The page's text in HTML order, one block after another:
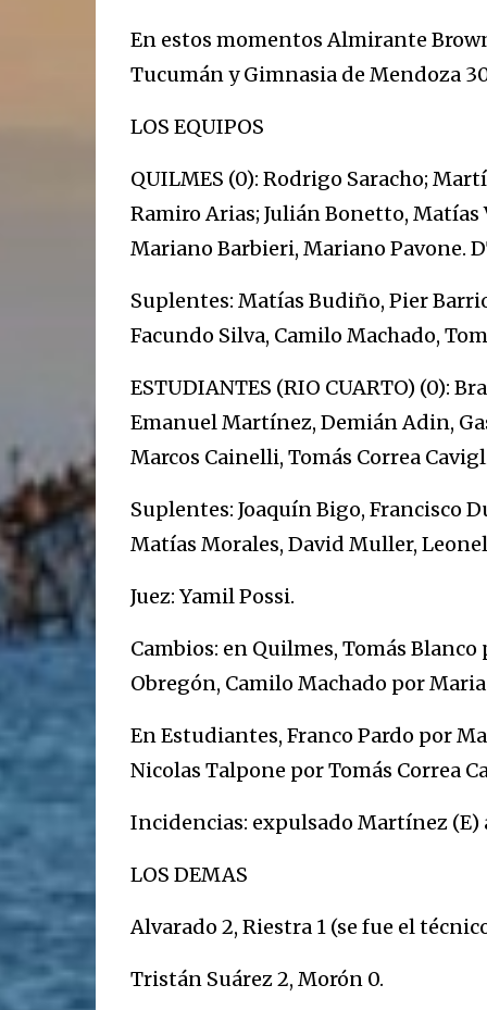
En estos momentos Almirante
Tucumán y Gimnasia de Mendoza
LOS EQUIPOS
QUILMES (0): Rodrigo Saracho;
Ramiro Arias; Julián Bonetto,
Mariano Barbieri, Mariano Pavone.
Suplentes: Matías Budiño, Pier
Facundo Silva, Camilo Machado,
ESTUDIANTES (RIO CUARTO) (0):
Emanuel Martínez, Demián Adin,
Marcos Cainelli, Tomás Correa
Suplentes: Joaquín Bigo, Francisco
Matías Morales, David Muller,
Juez: Yamil Possi.
Cambios: en Quilmes, Tomás
Obregón, Camilo Machado por
En Estudiantes, Franco Pardo por
Nicolas Talpone por Tomás Correa
Incidencias: expulsado Martínez (E)
LOS DEMAS
Alvarado 2, Riestra 1 (se fue el
Tristán Suárez 2, Morón 0.